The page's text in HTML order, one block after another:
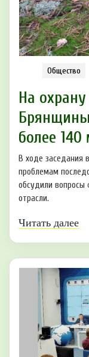
Общество
На
более
В ходе заседания
проблемам
обсудили вопросы
отрасли.
Читать далее